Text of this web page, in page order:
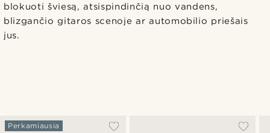
blokuoti šviesą, atsispindinčią nuo vandens,
blizgančio gitaros scenoje ar automobilio priešais
jus.
Perkamiausia